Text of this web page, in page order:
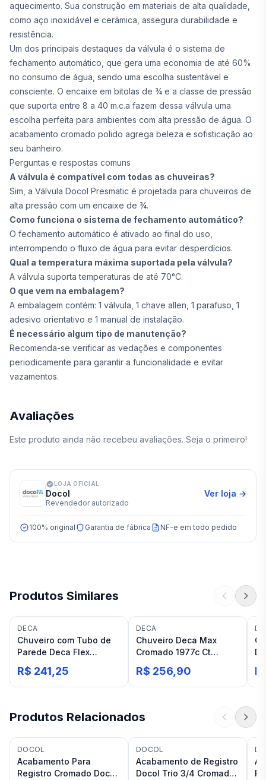
aquecimento. Sua construção em materiais de alta qualidade,
como aço inoxidável e cerâmica, assegura durabilidade e
resistência.
Um dos principais destaques da válvula é o sistema de
fechamento automático, que gera uma economia de até 60%
no consumo de água, sendo uma escolha sustentável e
consciente. O encaixe em bitolas de ¾ e a classe de pressão
que suporta entre 8 a 40 m.c.a fazem dessa válvula uma
escolha perfeita para ambientes com alta pressão de água. O
acabamento cromado polido agrega beleza e sofisticação ao
seu banheiro.
Perguntas e respostas comuns
A válvula é compatível com todas as chuveiras?
Sim, a Válvula Docol Presmatic é projetada para chuveiros de
alta pressão com um encaixe de ¾.
Como funciona o sistema de fechamento automático?
O fechamento automático é ativado ao final do uso,
interrompendo o fluxo de água para evitar desperdícios.
Qual a temperatura máxima suportada pela válvula?
A válvula suporta temperaturas de até 70°C.
O que vem na embalagem?
A embalagem contém: 1 válvula, 1 chave allen, 1 parafuso, 1
adesivo orientativo e 1 manual de instalação.
É necessário algum tipo de manutenção?
Recomenda-se verificar as vedações e componentes
periodicamente para garantir a funcionalidade e evitar
vazamentos.
Avaliações
Este produto ainda não recebeu avaliações. Seja o primeiro!
LOJA OFICIAL
Docol
Revendedor autorizado
Ver loja →
100% original Garantia de fábrica NF-e em todo pedido
Produtos Similares
DECA
Chuveiro com Tubo de
Parede Deca Flex
Cromado
R$ 241,25
DECA
Chuveiro Deca Max
Cromado 1977c Ct
parede
R$ 256,90
Produtos Relacionados
DOCOL
Acabamento Para
Registro Cromado Docol
DOCOL
Acabamento de Registro
Docol Trio 3/4 Cromado